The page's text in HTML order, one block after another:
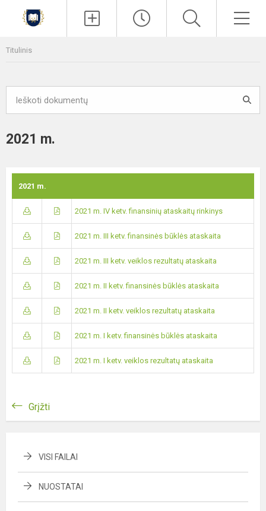
Titulinis
2021 m.
2021 m.
2021 m. IV ketv. finansinių ataskaitų rinkinys
2021 m. III ketv. finansinės būklės ataskaita
2021 m. III ketv. veiklos rezultatų ataskaita
2021 m. II ketv. finansinės būklės ataskaita
2021 m. II ketv. veiklos rezultatų ataskaita
2021 m. I ketv. finansinės būklės ataskaita
2021 m. I ketv. veiklos rezultatų ataskaita
Grįžti
VISI FAILAI
NUOSTATAI